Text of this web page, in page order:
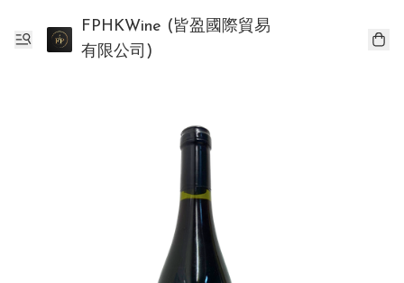
FPHKWine (皆盈國際貿易
有限公司)